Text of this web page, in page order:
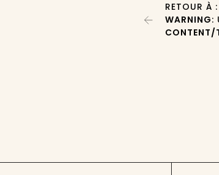
RETOUR À :
WARNING:
CONTENT/